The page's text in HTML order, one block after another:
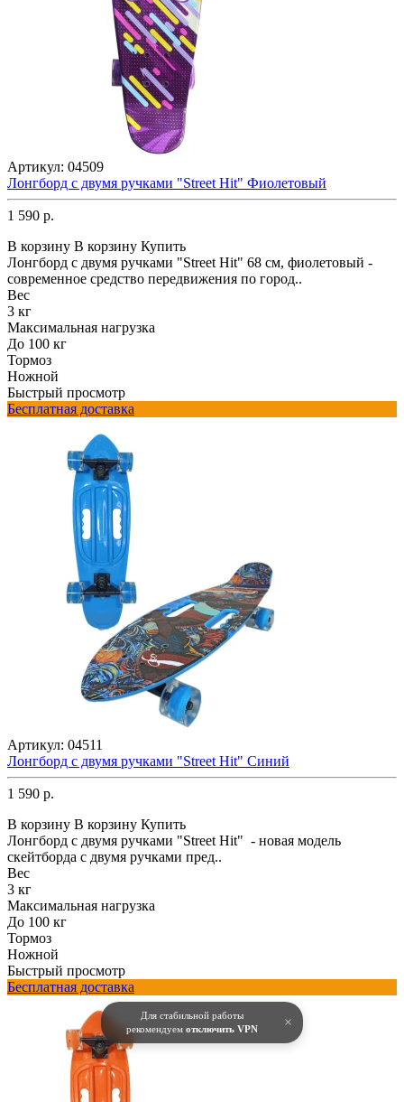
Для стабильной работы
рекомендуем отключить VPN ×
Артикул: 04509
Лонгборд с двумя ручками "Street Hit" Фиолетовый
1 590 р.
В корзину В корзину Купить
Лонгборд с двумя ручками "Street Hit" 68 см, фиолетовый -
современное средство передвижения по город..
Вес
3 кг
Максимальная нагрузка
До 100 кг
Тормоз
Ножной
Быстрый просмотр
Бесплатная доставка
Артикул: 04511
Лонгборд с двумя ручками "Street Hit" Синий
1 590 р.
В корзину В корзину Купить
Лонгборд с двумя ручками "Street Hit" - новая модель
скейтборда с двумя ручками пред..
Вес
3 кг
Максимальная нагрузка
До 100 кг
Тормоз
Ножной
Быстрый просмотр
Бесплатная доставка